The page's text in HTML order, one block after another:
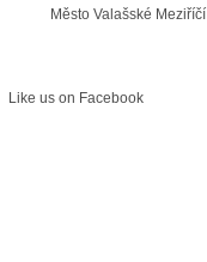
Město Valašské Meziříčí
Like us on Facebook